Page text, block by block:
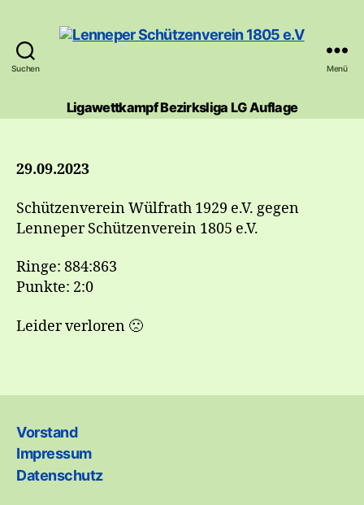
Suchen
Schützenverein
1805
Menü
Ligawettkampf Bezirksliga LG Auflage
29.09.2023
Schützenverein Wülfrath 1929 e.V. gegen
Lenneper Schützenverein 1805 e.V.
Ringe: 884:863
Punkte: 2:0
Leider verloren 🙁
Vorstand
Impressum
Datenschutz